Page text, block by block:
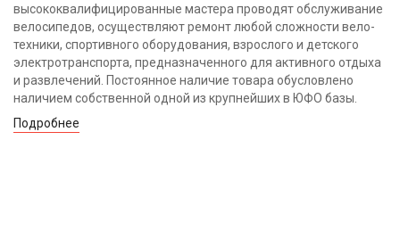
высококвалифицированные мастера проводят обслуживание
велосипедов, осуществляют ремонт любой сложности вело-
техники, спортивного оборудования, взрослого и детского
электротранспорта, предназначенного для активного отдыха
и развлечений. Постоянное наличие товара обусловлено
наличием собственной одной из крупнейших в ЮФО базы.
Подробнее